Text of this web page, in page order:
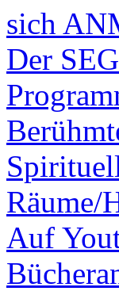
sich
Der
Räume/
Auf